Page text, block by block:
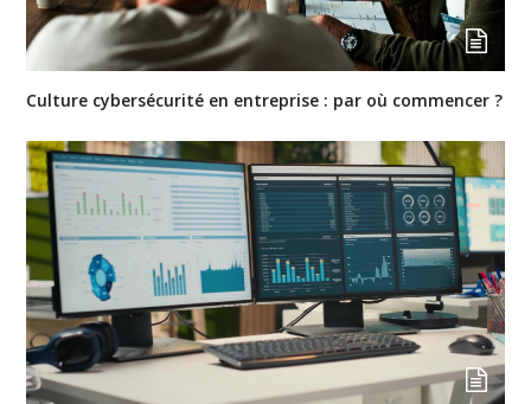
Culture cybersécurité en entreprise : par où commencer ?